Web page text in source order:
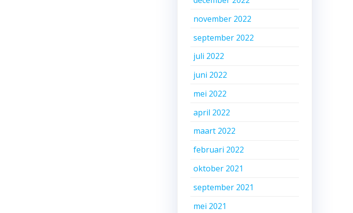
november 2022
september 2022
juli 2022
juni 2022
mei 2022
april 2022
maart 2022
februari 2022
oktober 2021
september 2021
mei 2021